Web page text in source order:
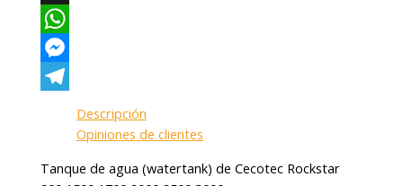
X
WhatsApp
Messenger
Descripción
Opiniones de clientes
Tanque de agua (watertank) de Cecotec Rockstar